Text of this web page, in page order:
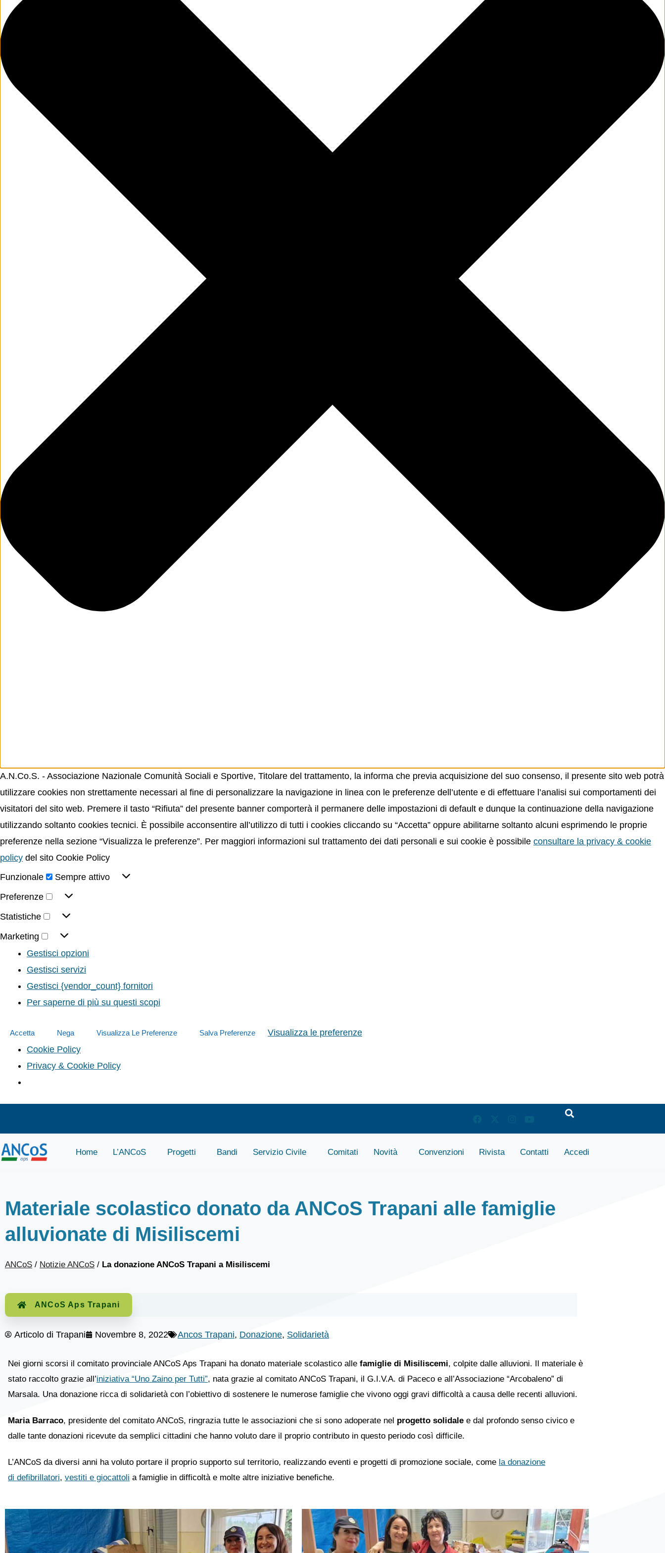
A.N.Co.S. - Associazione Nazionale Comunità Sociali e Sportive, Titolare del trattamento, la informa che previa acquisizione del suo consenso, il presente sito web potrà
utilizzare cookies non strettamente necessari al fine di personalizzare la navigazione in linea con le preferenze dell’utente e di effettuare l’analisi sui comportamenti dei
visitatori del sito web. Premere il tasto “Rifiuta” del presente banner comporterà il permanere delle impostazioni di default e dunque la continuazione della navigazione
utilizzando soltanto cookies tecnici. È possibile acconsentire all’utilizzo di tutti i cookies cliccando su “Accetta” oppure abilitarne soltanto alcuni esprimendo le proprie
preferenze nella sezione “Visualizza le preferenze”. Per maggiori informazioni sul trattamento dei dati personali e sui cookie è possibile consultare la privacy & cookie
policy del sito Cookie Policy
Funzionale
Sempre attivo
Preferenze
Statistiche
Marketing
Gestisci opzioni
Gestisci servizi
Gestisci {vendor_count} fornitori
Per saperne di più su questi scopi
Accetta Nega Visualizza Le Preferenze Salva Preferenze
Visualizza le preferenze
Cookie Policy
Privacy & Cookie Policy
Home L’ANCoS Progetti Bandi Servizio Civile Comitati Novità Convenzioni Rivista Contatti Accedi
Materiale scolastico donato da ANCoS Trapani alle famiglie
alluvionate di Misiliscemi
ANCoS / Notizie ANCoS / La donazione ANCoS Trapani a Misiliscemi
ANCoS Aps Trapani
Articolo di Trapani Novembre 8, 2022 Ancos Trapani, Donazione, Solidarietà
Nei giorni scorsi il comitato provinciale ANCoS Aps Trapani ha donato materiale scolastico alle famiglie di Misiliscemi, colpite dalle alluvioni. Il materiale è
stato raccolto grazie all’iniziativa “Uno Zaino per Tutti”, nata grazie al comitato ANCoS Trapani, il G.I.V.A. di Paceco e all’Associazione “Arcobaleno” di
Marsala. Una donazione ricca di solidarietà con l’obiettivo di sostenere le numerose famiglie che vivono oggi gravi difficoltà a causa delle recenti alluvioni.
Maria Barraco, presidente del comitato ANCoS, ringrazia tutte le associazioni che si sono adoperate nel progetto solidale e dal profondo senso civico e
dalle tante donazioni ricevute da semplici cittadini che hanno voluto dare il proprio contributo in questo periodo così difficile.
L’ANCoS da diversi anni ha voluto portare il proprio supporto sul territorio, realizzando eventi e progetti di promozione sociale, come la donazione
di defibrillatori, vestiti e giocattoli a famiglie in difficoltà e molte altre iniziative benefiche.